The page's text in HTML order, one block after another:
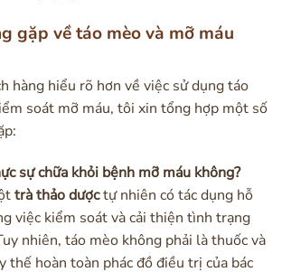
gặp về táo mèo và mỡ máu
hàng hiểu rõ hơn về việc sử dụng táo
soát mỡ máu, tôi xin tổng hợp một số
sự chữa khỏi bệnh mỡ máu không?
trà thảo dượctự nhiên có tác dụng hỗ
việc kiểm soát và cải thiện tình trạng
nhiên, táo mèo không phải là thuốc và
thế hoàn toàn phác đồ điều trị của bác